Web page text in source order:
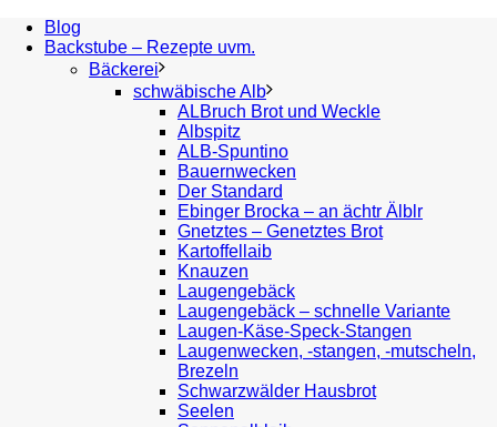
Blog
Backstube – Rezepte uvm.
Bäckerei
schwäbische Alb
ALBruch Brot und Weckle
Albspitz
ALB-Spuntino
Bauernwecken
Der Standard
Ebinger Brocka – an ächtr Älblr
Gnetztes – Genetztes Brot
Kartoffellaib
Knauzen
Laugengebäck
Laugengebäck – schnelle Variante
Laugen-Käse-Speck-Stangen
Laugenwecken, -stangen, -mutscheln,
Brezeln
Schwarzwälder Hausbrot
Seelen